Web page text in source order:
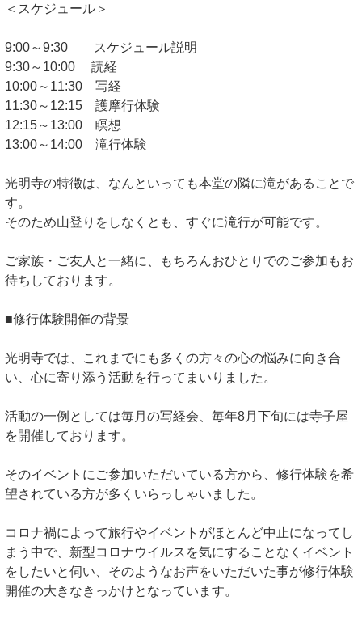
＜スケジュール＞
9:00～9:30 スケジュール説明
9:30～10:00 読経
10:00～11:30 写経
11:30～12:15 護摩行体験
12:15～13:00 瞑想
13:00～14:00 滝行体験
光明寺の特徴は、なんといっても本堂の隣に滝があることで
す。
そのため山登りをしなくとも、すぐに滝行が可能です。
ご家族・ご友人と一緒に、もちろんおひとりでのご参加もお
待ちしております。
■修行体験開催の背景
光明寺では、これまでにも多くの方々の心の悩みに向き合
い、心に寄り添う活動を行ってまいりました。
活動の一例としては毎月の写経会、毎年8月下旬には寺子屋
を開催しております。
そのイベントにご参加いただいている方から、修行体験を希
望されている方が多くいらっしゃいました。
コロナ禍によって旅行やイベントがほとんど中止になってし
まう中で、新型コロナウイルスを気にすることなくイベント
をしたいと伺い、そのようなお声をいただいた事が修行体験
開催の大きなきっかけとなっています。